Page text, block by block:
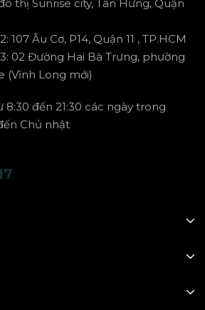
thị Sunrise city, Tân Hưng, Quận
107 Âu Cơ, P14, Quận 11 , TP.HCM
02 Đường Hai Bà Trưng, phường
(Vĩnh Long mới)
8:30 đến 21:30 các ngày trong
Chủ nhật